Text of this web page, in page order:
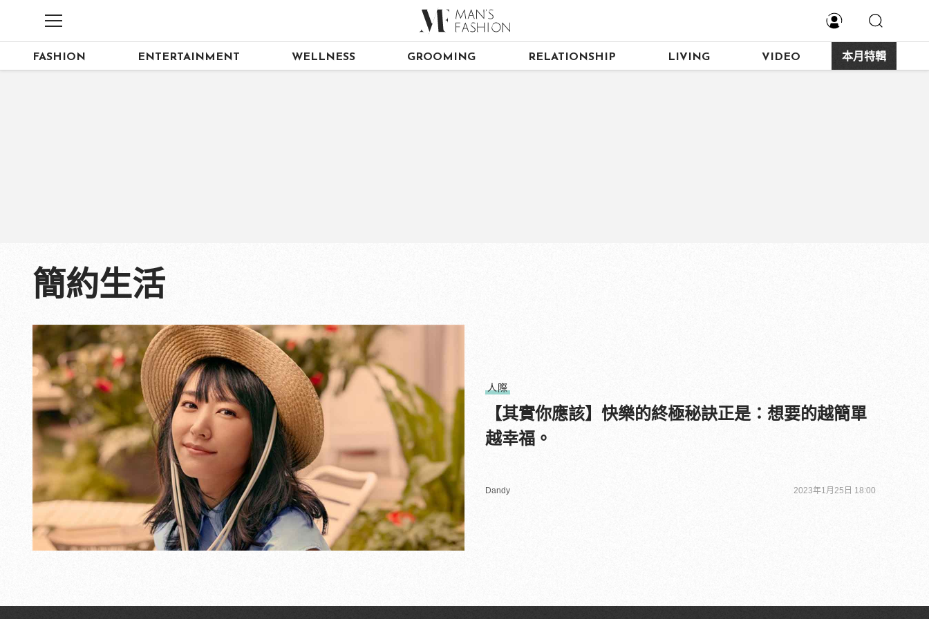
FASHION ENTERTAINMENT WELLNESS GROOMING RELATIONSHIP LIVING VIDEO 本月特輯
簡約生活
人際
【其實你應該】快樂的終極秘訣正是：想要的越簡單
越幸福。
Dandy 2023年1月25日 18:00